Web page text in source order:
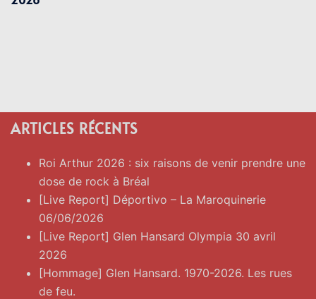
ARTICLES RÉCENTS
Roi Arthur 2026 : six raisons de venir prendre une
dose de rock à Bréal
[Live Report] Déportivo – La Maroquinerie
06/06/2026
[Live Report] Glen Hansard Olympia 30 avril
2026
[Hommage] Glen Hansard. 1970-2026. Les rues
de feu.